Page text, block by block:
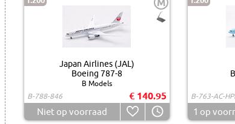
M
Japan Airlines (JAL)
Boeing 787-8
B Models
B-788-846
€ 140.95
Niet op voorraad
B-763-AC-
1 op